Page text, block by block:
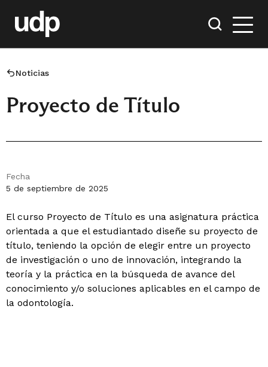
Noticias
Proyecto de Título
Fecha
5 de septiembre de 2025
El curso Proyecto de Título es una asignatura práctica
orientada a que el estudiantado diseñe su proyecto de
título, teniendo la opción de elegir entre un proyecto
de investigación o uno de innovación, integrando la
teoría y la práctica en la búsqueda de avance del
conocimiento y/o soluciones aplicables en el campo de
la odontología.